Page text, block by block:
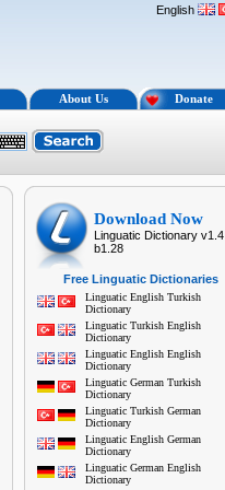
English
About Us Donate
Download Now
Linguatic Dictionary v1.4
b1.28
Free Linguatic Dictionaries
Linguatic English Turkish
Dictionary
Linguatic Turkish English
Dictionary
Linguatic English English
Dictionary
Linguatic German Turkish
Dictionary
Linguatic Turkish German
Dictionary
Linguatic English German
Dictionary
Linguatic German English
Dictionary